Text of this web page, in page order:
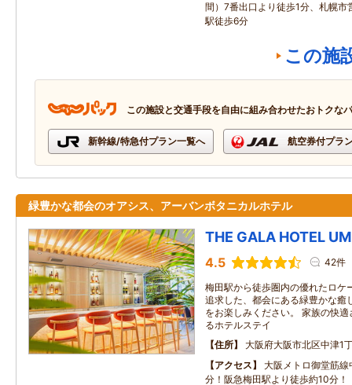
間）7番出口より徒歩1分、札幌市
駅徒歩6分
この施
この施設と交通手段を自由に組み合わせたおトクな
新幹線/特急付プラン一覧へ 航空券付プラ
緑豊かな都会のオアシス、アーバンボタニカルホテル
THE GALA HOTEL
4.5 42件
梅田駅から徒歩圏内の優れたロケ
追求した、都会にある緑豊かな癒
をお楽しみください。 家族の快
るホテルステイ
住所
大阪府大阪市北区中津1
アクセス
大阪メトロ御堂筋
分！阪急梅田駅より徒歩約10分！